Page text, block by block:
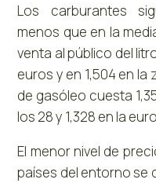
Los carburantes
menos que en la
venta al público del
euros y en 1,504 en la
de gasóleo cuesta
los 28 y 1,328 en la
El menor nivel de
países del entorno se